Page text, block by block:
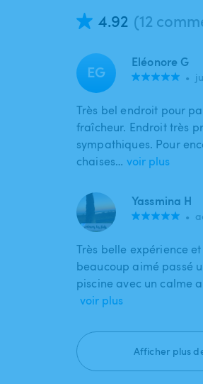
4.92 (12
EG Eléonore G
•
Très bel endroit pour
fraîcheur. Endroit très
sympathiques. Pour
chaises… voir plus
Yassmina H
•
Très belle expérience
beaucoup aimé passé
piscine avec un calme
voir plus
Afficher plus